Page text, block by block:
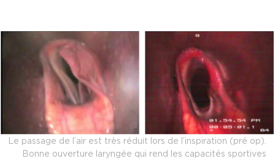
Le passage de l’air est très réduit lors de l’inspiration (pré op).
Bonne ouverture laryngée qui rend les capacités sportives